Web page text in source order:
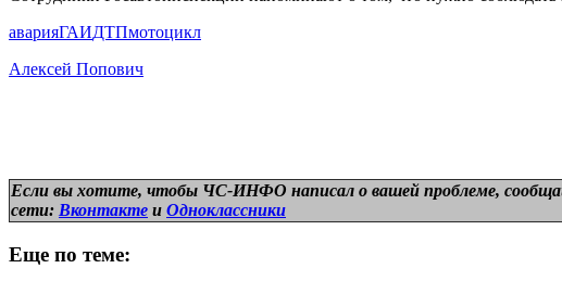
аварияГАИДТПмотоцикл
Алексей Попович
Если вы хотите, чтобы ЧС-ИНФО написал о вашей проблеме,
сети: Вконтакте и Одноклассники
Еще по теме: